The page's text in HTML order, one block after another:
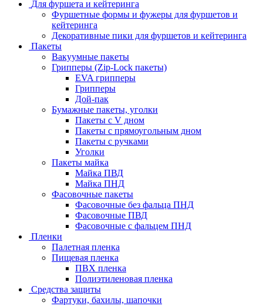
Для фуршета и кейтеринга
Фуршетные формы и фужеры для фуршетов и
кейтеринга
Декоративные пики для фуршетов и кейтеринга
Пакеты
Вакуумные пакеты
Грипперы (Zip-Lock пакеты)
EVA грипперы
Грипперы
Дой-пак
Бумажные пакеты, уголки
Пакеты с V дном
Пакеты с прямоугольным дном
Пакеты с ручками
Уголки
Пакеты майка
Майка ПВД
Майка ПНД
Фасовочные пакеты
Фасовочные без фальца ПНД
Фасовочные ПВД
Фасовочные с фальцем ПНД
Пленки
Палетная пленка
Пищевая пленка
ПВХ пленка
Полиэтиленовая пленка
Средства защиты
Фартуки, бахилы, шапочки